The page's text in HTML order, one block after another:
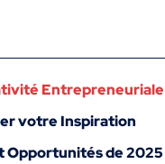
Entrepreneuriale
votre Inspiration
Opportunités de 2025